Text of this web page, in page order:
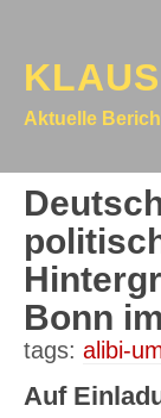
Aktuelle
Bonn
tags: alibi-
Auf